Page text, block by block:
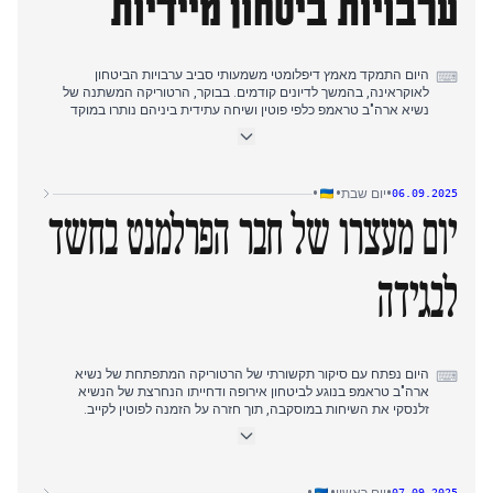
⌨ היום התמקד מאמץ דיפלומטי משמעותי סביב ערבויות הביטחון
לאוקראינה, בהמשך לדיונים קודמים. בבוקר, הרטוריקה המשתנה של
נשיא ארה"ב טראמפ כלפי פוטין ושיחה עתידית ביניהם נותרו במוקד
פוטין הזמין את הנשיא זלנסקי לשיחות במוסקבה, והבטיח ביטחון. עם
תוכניות לפריסת כוח צבאי זר באוקראינה, כשזלנסקי ציין שכוחות
מערביים יגיעו באלפים. אחר הצהריים נפגש הנשיא זלנסקי עם ראש
ממשלת סלובקיה פיצו, והבטיח את תמיכתה של סלובקיה בשילובה של
אוקראינה באיחוד האירופי ודן באספקת אנרגיה. הלחימה נמשכה
שימוש רוסי בנשק כימי.
06.09.2025
•יום שבת•
•
יום מעצרו של חבר הפרלמנט בחשד
לבגידה
⌨ היום נפתח עם סיקור תקשורתי של הרטוריקה המתפתחת של נשיא
ארה"ב טראמפ בנוגע לביטחון אירופה ודחייתו הנחרצת של הנשיא
זלנסקי את השיחות במוסקבה, תוך חזרה על הזמנה לפוטין לקייב.
על רקע התרעות על תקיפות אוויריות ברחבי המדינה ודיווחים על